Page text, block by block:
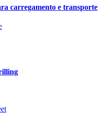
carregamento e transporte